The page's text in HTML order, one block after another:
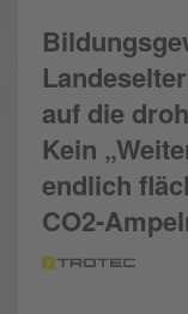
auf die
Kein
endlich
CO2-